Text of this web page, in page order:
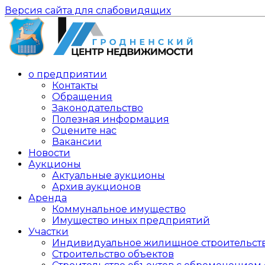
Версия сайта для слабовидящих
о предприятии
Контакты
Обращения
Законодательство
Полезная информация
Оцените нас
Вакансии
Новости
Аукционы
Актуальные аукционы
Архив аукционов
Аренда
Коммунальное имущество
Имущество иных предприятий
Участки
Индивидуальное жилищное
Строительство объектов